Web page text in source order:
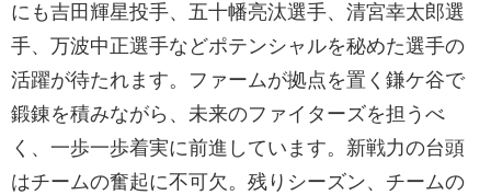
にも吉田輝星投手、五十幡亮汰選手、清宮幸太郎選
手、万波中正選手などポテンシャルを秘めた選手の
活躍が待たれます。ファームが拠点を置く鎌ケ谷で
鍛錬を積みながら、未来のファイターズを担うべ
く、一歩一歩着実に前進しています。新戦力の台頭
はチームの奮起に不可欠。残りシーズン、チームの